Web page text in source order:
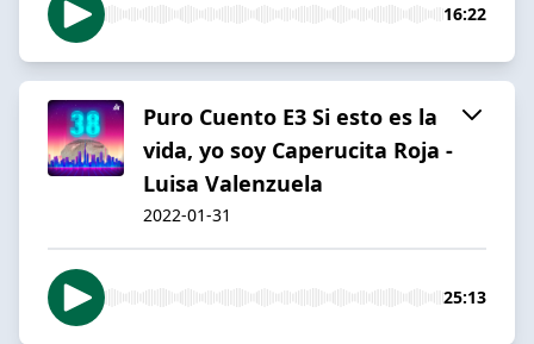
16:22
Puro Cuento E3 Si esto es la
vida, yo soy Caperucita Roja -
Luisa Valenzuela
2022-01-31
25:13